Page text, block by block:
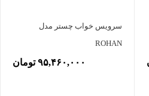
سرویس خواب چستر مدل
ROHAN
۹۵,۴۶۰,۰۰۰ تومان